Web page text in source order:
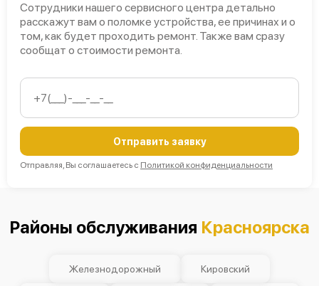
Сотрудники нашего сервисного центра детально
расскажут вам о поломке устройства, ее причинах и о
том, как будет проходить ремонт. Также вам сразу
сообщат о стоимости ремонта.
Отправить заявку
Отправляя, Вы соглашаетесь с Политикой конфиденциальности
Районы обслуживания Красноярска
Железнодорожный Кировский